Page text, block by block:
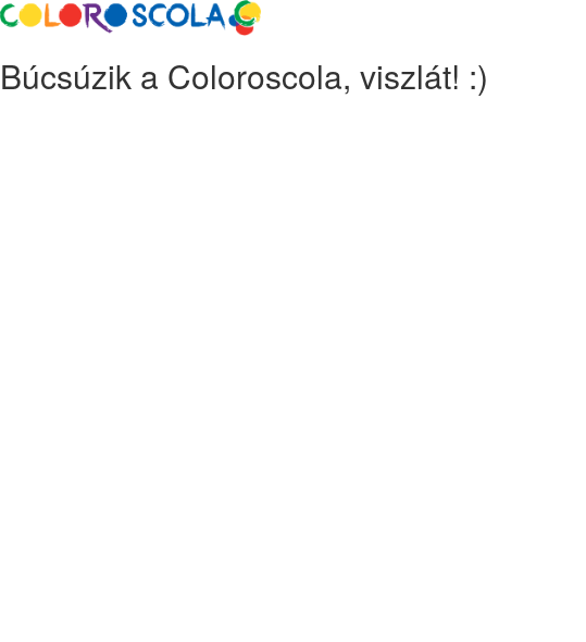
Búcsúzik a Coloroscola, viszlát! :)